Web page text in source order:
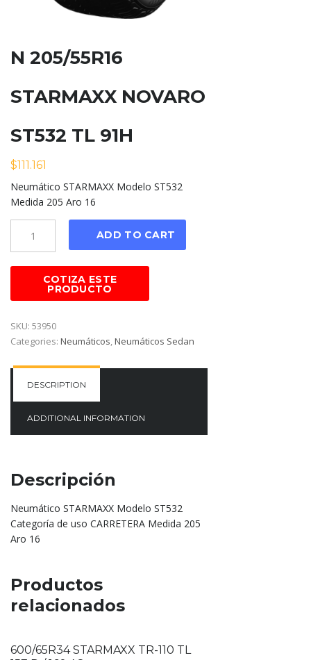
N 205/55R16
STARMAXX NOVARO
ST532 TL 91H
$111.161
Neumático STARMAXX Modelo ST532
Medida 205 Aro 16
ADD TO CART
SKU: 53950
Categories: Neumáticos,Neumáticos Sedan
DESCRIPTION
ADDITIONAL INFORMATION
Descripción
Neumático STARMAXX Modelo ST532
Categoría de uso CARRETERA Medida 205
Aro 16
Productos
relacionados
600/65R34 STARMAXX TR-110 TL